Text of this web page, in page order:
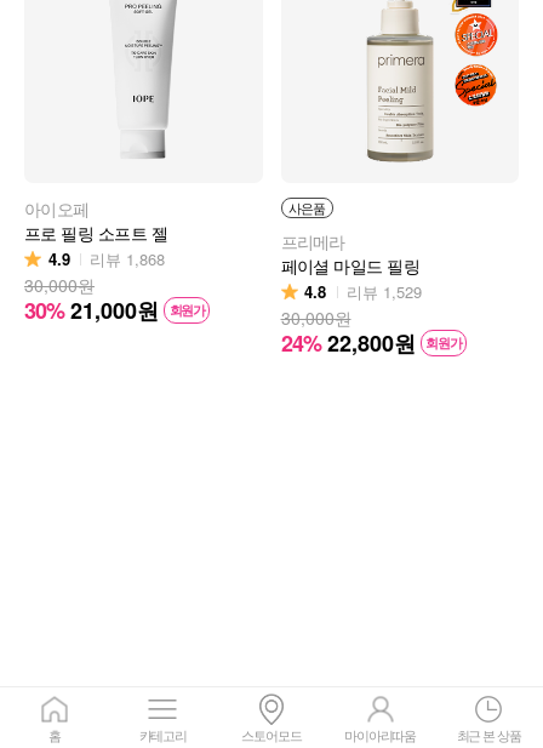
아이오페
프로 필링 소프트 젤
4.9 리뷰 1,868
30,000원
30%21,000원 회원가
사은품
프리메라
페이셜 마일드 필링
4.8 리뷰 1,529
30,000원
24%22,800원 회원가
홈 카테고리 스토어모드 마이아리따움 최근 본 상품